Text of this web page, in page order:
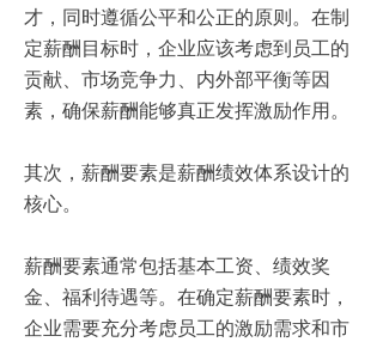
才，同时遵循公平和公正的原则。在制
定薪酬目标时，企业应该考虑到员工的
贡献、市场竞争力、内外部平衡等因
素，确保薪酬能够真正发挥激励作用。
其次，薪酬要素是薪酬绩效体系设计的
核心。
薪酬要素通常包括基本工资、绩效奖
金、福利待遇等。在确定薪酬要素时，
企业需要充分考虑员工的激励需求和市